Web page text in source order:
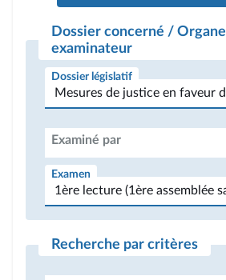
Dossier concerné / Organe
examinateur
Dossier législatif
Examiné par
Examen
Recherche par critères